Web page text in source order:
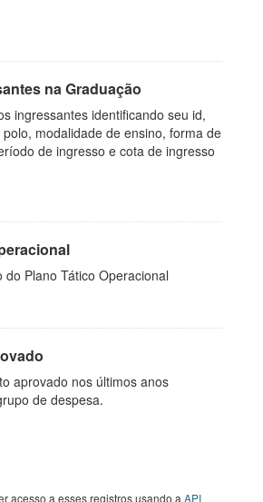
na Graduação
ingressantes identificando seu id,
modalidade de ensino, forma de
de ingresso e cota de ingresso
do Plano Tático Operacional
aprovado nos últimos anos
de despesa.
acesso a esses registros usando a API